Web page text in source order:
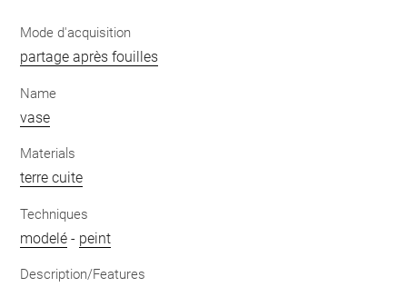
Mode d'acquisition
partage après fouilles
Name
vase
Materials
terre cuite
Techniques
modelé - peint
Description/Features